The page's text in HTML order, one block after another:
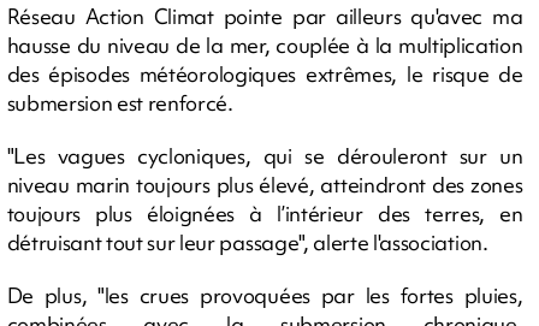
Réseau Action Climat pointe par ailleurs qu'avec ma
hausse du niveau de la mer, couplée à la multiplication
des épisodes météorologiques extrêmes, le risque de
submersion est renforcé.
"Les vagues cycloniques, qui se dérouleront sur un
niveau marin toujours plus élevé, atteindront des zones
toujours plus éloignées à l’intérieur des terres, en
détruisant tout sur leur passage", alerte l'association.
De plus, "les crues provoquées par les fortes pluies,